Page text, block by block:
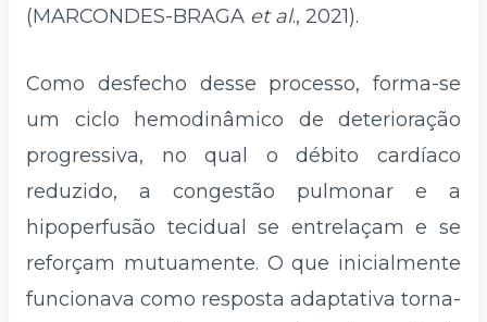
(MARCONDES-BRAGA et al., 2021).
Como desfecho desse processo, forma-se
um ciclo hemodinâmico de deterioração
progressiva, no qual o débito cardíaco
reduzido, a congestão pulmonar e a
hipoperfusão tecidual se entrelaçam e se
reforçam mutuamente. O que inicialmente
funcionava como resposta adaptativa torna-